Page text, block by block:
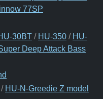
77SP
30BT / HU-350 / HU-
Deep Attack Bass
/ HU-N-Greedie Z model